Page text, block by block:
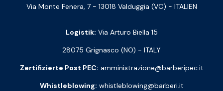
Via Monte Fenera, 7 - 13018 Valduggia (VC) - ITALIEN
Logistik: Via Arturo Biella 15
28075 Grignasco (NO) - ITALY
Zertifizierte Post PEC: amministrazione@barberipec.it
Whistleblowing: whistleblowing@barberi.it